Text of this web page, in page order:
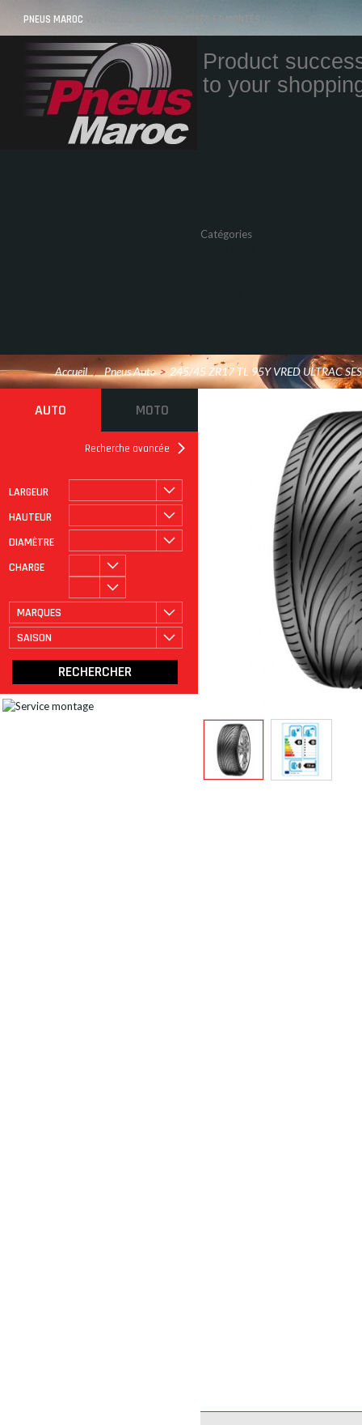
PNEUS MAROC VOS PNEUS AU MAROC LIVRÉS ET MONTÉS
Product
to your
Catégories
Accueil / Pneus Auto > 245/45 ZR17 TL 95Y VRED ULTRAC
AUTO MOTO
Recherche avancée
LARGEUR
HAUTEUR
DIAMÈTRE
CHARGE
MARQUES
SAISON
ROULAGE À PLAT